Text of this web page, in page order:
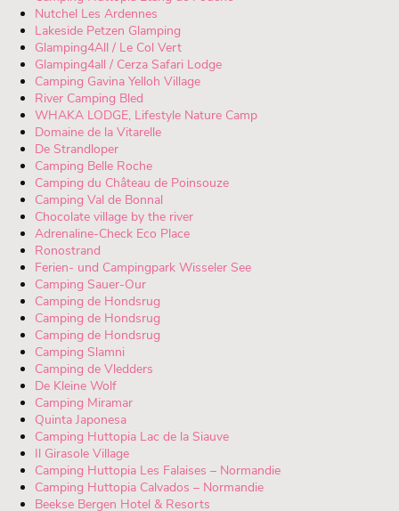
Nutchel Les Ardennes
Lakeside Petzen Glamping
Glamping4All / Le Col Vert
Glamping4all / Cerza Safari Lodge
Camping Gavina Yelloh Village
River Camping Bled
WHAKA LODGE, Lifestyle Nature Camp
Domaine de la Vitarelle
De Strandloper
Camping Belle Roche
Camping du Château de Poinsouze
Camping Val de Bonnal
Chocolate village by the river
Adrenaline-Check Eco Place
Ronostrand
Ferien- und Campingpark Wisseler See
Camping Sauer-Our
Camping de Hondsrug
Camping de Hondsrug
Camping de Hondsrug
Camping Slamni
Camping de Vledders
De Kleine Wolf
Camping Miramar
Quinta Japonesa
Camping Huttopia Lac de la Siauve
Il Girasole Village
Camping Huttopia Les Falaises – Normandie
Camping Huttopia Calvados – Normandie
Beekse Bergen Hotel & Resorts